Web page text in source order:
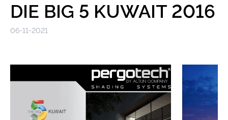
DIE BIG 5 KUWAIT 2016
06-11-2021